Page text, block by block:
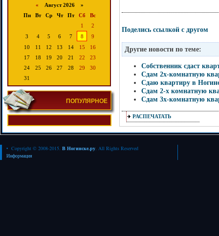
« Август 2026 »
Пн
Вт Ср Чт Пт Сб
Вс
1
2
3
4 5 6 7 8
9
10
11 12 13 14 15
16
17
18 19 20 21 22
23
24
25 26 27 28 29
30
31
ПОПУЛЯРНОЕ
Поделись ссылкой с другом
Другие новости по теме:
Собственник сдаст
Сдам 2х-комнатную
Сдаю квартиру в
Сдам 2-х комнатную
Сдам 3х-комнатную
РАСПЕЧАТАТЬ
• Copyright © 2008-2015. В Ногинске.ру. All Rights Reserved
Информация